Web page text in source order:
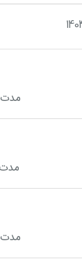
مدت 3 ساعت
مدت 9
مدت 10 ساعت